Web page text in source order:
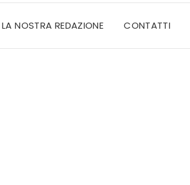
LA NOSTRA REDAZIONE CONTATTI